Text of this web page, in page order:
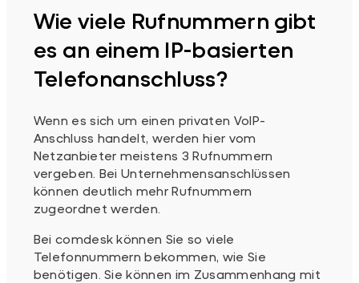
Wie viele Rufnummern gibt
es an einem IP-basierten
Telefonanschluss?
Wenn es sich um einen privaten VoIP-
Anschluss handelt, werden hier vom
Netzanbieter meistens 3 Rufnummern
vergeben. Bei Unternehmensanschlüssen
können deutlich mehr Rufnummern
zugeordnet werden.
Bei comdesk können Sie so viele
Telefonnummern bekommen, wie Sie
benötigen. Sie können im Zusammenhang mit